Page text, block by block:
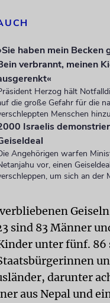
haben mein Becken
verbrannt, meinen
Herzog hält
die große Gefahr für die
Menschen
Israelis
Angehörigen warfen
vor, einen
um sich an der
sind 83 Männer
unter fünf. 86
darunter
aus Nepal und